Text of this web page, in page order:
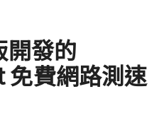
開發的
費網路測速